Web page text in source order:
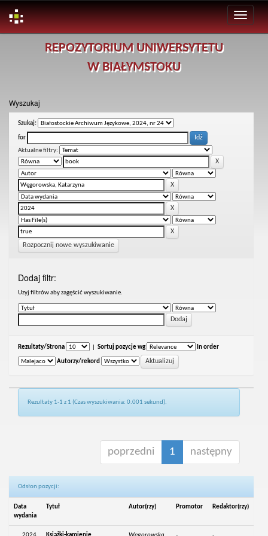
REPOZYTORIUM UNIWERSYTETU
W BIAŁYMSTOKU
Wyszukaj
Szukaj:
for
Aktualne filtry:
Rozpocznij nowe wyszukiwanie
Dodaj filtr:
Uzyj filtrów aby zagęścić wyszukiwanie.
Rezultaty/Strona Sortuj pozycje wg In order
Autorzy/rekord
Rezultaty 1-1 z 1 (Czas wyszukiwania: 0.001 sekund).
poprzedni 1 następny
Odsłon pozycji:
Data
wydania
Tytuł Autor(rzy) Promotor Redaktor(rzy)